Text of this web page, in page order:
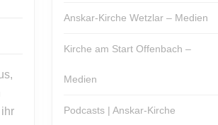
Anskar-Kirche Wetzlar – Medien
Kirche am Start Offenbach –
Medien
Podcasts | Anskar-Kirche